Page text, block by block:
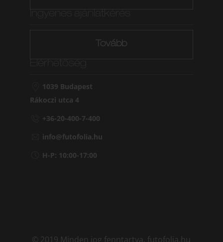
Tovább
1039 Budapest
Rákoczi utca 4
+36-20-400-7-400
info@futofolia.hu
H-P: 10:00-17:00
© 2019 Minden jog fenntartva. futofolia.hu